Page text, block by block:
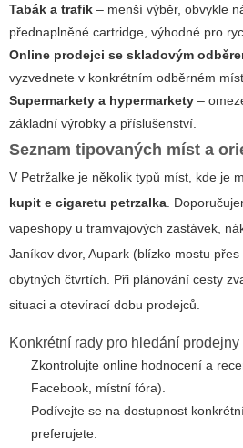
Tabák a trafik – menší výběr, obvykle
přednaplněné cartridge, výhodné pro
Online prodejci se skladovým
vyzvednete v konkrétním odběrném
Supermarkety a hypermarkety –
základní výrobky a příslušenství.
Seznam tipovaných míst a
V Petržalke je několik typů míst, kde je
kupit e cigaretu petrzalka.
vapeshopy u tramvajových zastávek,
Janíkov dvor, Aupark (blízko mostu
obytných čtvrtích. Při plánování cesty
situaci a otevírací dobu prodejců.
Konkrétní rady pro hledání prodejny
Zkontrolujte online hodnocení a
Facebook, místní fóra).
Podívejte se na dostupnost
preferujete.